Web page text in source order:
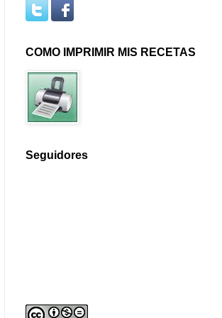
COMO IMPRIMIR MIS RECETAS
Seguidores